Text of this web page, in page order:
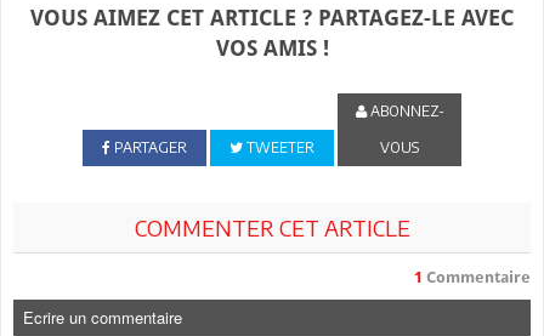
VOUS AIMEZ CET ARTICLE ? PARTAGEZ-LE AVEC
VOS AMIS !
PARTAGER TWEETER
ABONNEZ-
VOUS
COMMENTER CET ARTICLE
1 Commentaire
Ecrire un commentaire